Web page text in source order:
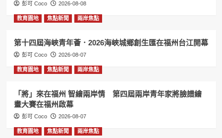
彭可 Coco 2026-08-08
教育園地 焦點新聞 兩岸焦點
第十四屆海峽青年薈．2026海峽城鄉創生匯在福州台江開幕
彭可 Coco 2026-08-07
教育園地 焦點新聞 兩岸焦點
「將」來在福州 智繪兩岸情 第四屆兩岸青年家將臉譜繪
畫大賽在福州啟幕
彭可 Coco 2026-08-07
教育園地 焦點新聞 兩岸焦點